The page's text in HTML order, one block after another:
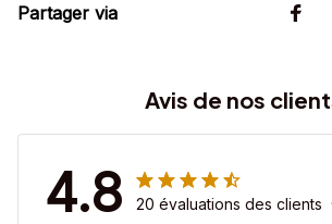
Partager via
Avis de nos
4.8 20 évaluations des clients